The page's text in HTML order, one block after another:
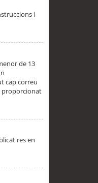
i
de 13
cap correu
proporcionat
res en